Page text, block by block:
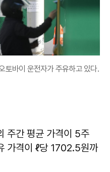
토바이 운전자가 주유하고 있다.
주간 평균 가격이 5주
가격이 ℓ당 1702.5원까